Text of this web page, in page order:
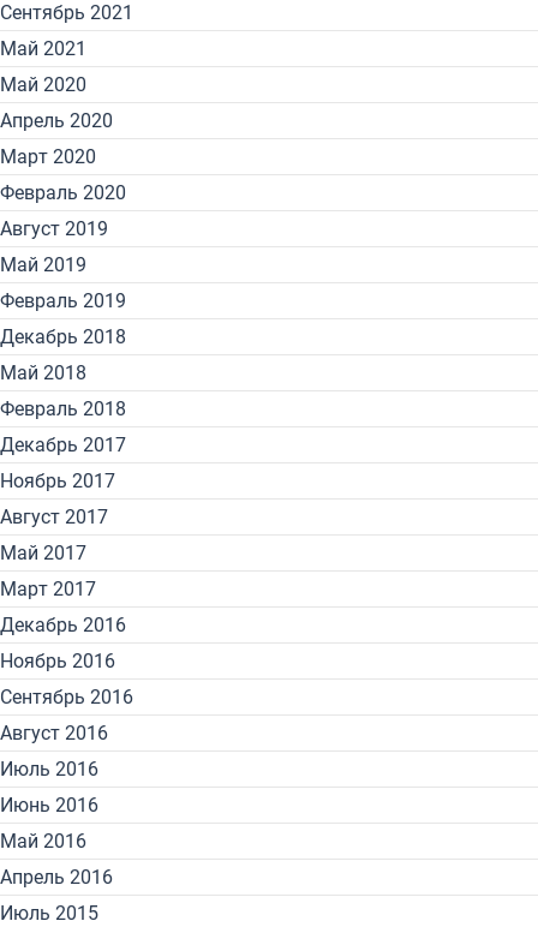
Сентябрь 2021
Май 2021
Май 2020
Апрель 2020
Март 2020
Февраль 2020
Август 2019
Май 2019
Февраль 2019
Декабрь 2018
Май 2018
Февраль 2018
Декабрь 2017
Ноябрь 2017
Август 2017
Май 2017
Март 2017
Декабрь 2016
Ноябрь 2016
Сентябрь 2016
Август 2016
Июль 2016
Июнь 2016
Май 2016
Апрель 2016
Июль 2015